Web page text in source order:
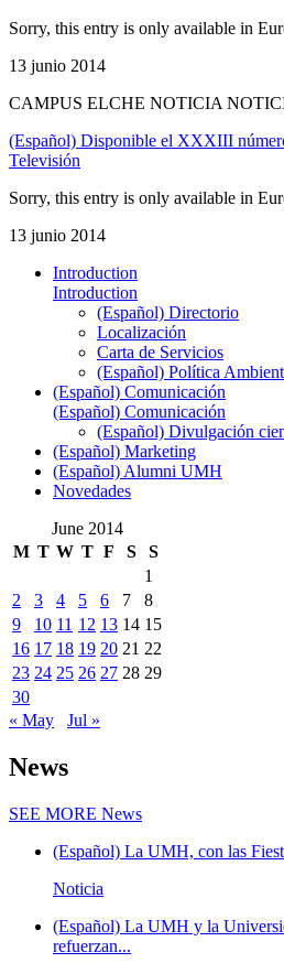
Sorry, this entry is only available in
13 junio 2014
CAMPUS ELCHE NOTICIA
(Español) Disponible el XXXIII
Televisión
Sorry, this entry is only available in
13 junio 2014
Introduction
Introduction
(Español) Directorio
Localización
Carta de Servicios
(Español) Política
(Español) Comunicación
(Español) Comunicación
(Español) Divulgación
(Español) Marketing
(Español) Alumni UMH
Novedades
June 2014
M T W T F S
S
1
2
3 4 5 6 7
8
9
10 11 12 13 14 15
16 17 18 19 20 21 22
23 24 25 26 27 28 29
30
« May
Jul »
News
SEE MORE News
(Español) La UMH, con las
Noticia
(Español) La UMH y la
refuerzan...